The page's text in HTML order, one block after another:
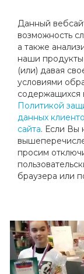
Данный
возможность
а также
наши продукты
(или) давая
условиями
содержащихся
Политикой
данных
сайта. Если Вы
просим
браузера или
ПОБЕДА
Серия побед
ученица
PRO CLUB в
Поздравляем